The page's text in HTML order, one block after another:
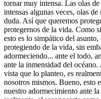
tornar muy intensa. Las olas
intensas algunas veces, olas
duda. Así que queremos
protegernos de la vida. Como
esto es lo simpático del asunto,
protegiendo de la vida, sin
adormeciendo... ante el todo,
ante la inmensidad del
vista que lo planteo, es
nosotros mismos. Bueno, esto
nuestro adormecimiento ante